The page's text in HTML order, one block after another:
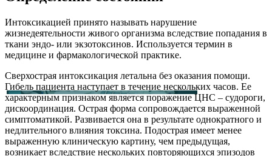
Интоксикацией принято называть нарушение
жизнедеятельности живого организма вследствие попадания в
ткани эндо- или экзотоксинов. Используется термин в
медицине и фармакологической практике.
Сверхострая интоксикация летальна без оказания помощи.
Гибель пациента наступает в течение нескольких часов. Ее
характерным признаком является поражение ЦНС – судороги,
дискоординация. Острая форма сопровождается выраженной
симптоматикой. Развивается она в результате однократного и
недлительного влияния токсина. Подострая имеет менее
выраженную клиническую картину, чем предыдущая,
возникает вследствие нескольких повторяющихся эпизодов